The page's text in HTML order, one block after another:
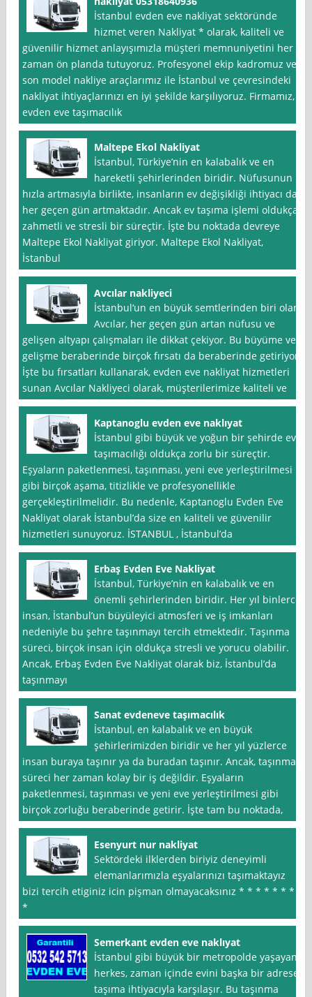
İstanbul evden eve nakliyat sektöründe
hizmet veren Nakliyat * olarak, kaliteli ve
güvenilir hizmet anlayışımızla müşteri memnuniyetini her
zaman ön planda tutuyoruz. Profesyonel ekip kadromuz ve
son model nakliye araçlarımız ile İstanbul ve çevresindeki
nakliyat ihtiyaçlarınızı en iyi şekilde karşılıyoruz. Firmamız,
evden eve taşımacılık
Maltepe Ekol Nakliyat
İstanbul, Türkiye’nin en kalabalık ve en
hareketli şehirlerinden biridir. Nüfusunun
hızla artmasıyla birlikte, insanların ev değişikliği ihtiyacı da
her geçen gün artmaktadır. Ancak ev taşıma işlemi oldukça
zahmetli ve stresli bir süreçtir. İşte bu noktada devreye
Maltepe Ekol Nakliyat giriyor. Maltepe Ekol Nakliyat,
İstanbul
Avcılar nakliyeci
İstanbul‘un en büyük semtlerinden biri olan
Avcılar, her geçen gün artan nüfusu ve
gelişen altyapı çalışmaları ile dikkat çekiyor. Bu büyüme ve
gelişme beraberinde birçok fırsatı da beraberinde getiriyor.
İşte bu fırsatları kullanarak, evden eve nakliyat hizmetleri
sunan Avcılar Nakliyeci olarak, müşterilerimize kaliteli ve
Kaptanoglu evden eve naklıyat
İstanbul gibi büyük ve yoğun bir şehirde ev
taşımacılığı oldukça zorlu bir süreçtir.
Eşyaların paketlenmesi, taşınması, yeni eve yerleştirilmesi
gibi birçok aşama, titizlikle ve profesyonellikle
gerçekleştirilmelidir. Bu nedenle, Kaptanoglu Evden Eve
Nakliyat olarak İstanbul’da size en kaliteli ve güvenilir
hizmetleri sunuyoruz. İSTANBUL , İstanbul’da
Erbaş Evden Eve Nakliyat
İstanbul, Türkiye’nin en kalabalık ve en
önemli şehirlerinden biridir. Her yıl binlerce
insan, İstanbul’un büyüleyici atmosferi ve iş imkanları
nedeniyle bu şehre taşınmayı tercih etmektedir. Taşınma
süreci, birçok insan için oldukça stresli ve yorucu olabilir.
Ancak, Erbaş Evden Eve Nakliyat olarak biz, İstanbul’da
taşınmayı
Sanat evdeneve taşımacılık
İstanbul, en kalabalık ve en büyük
şehirlerimizden biridir ve her yıl yüzlerce
insan buraya taşınır ya da buradan taşınır. Ancak, taşınma
süreci her zaman kolay bir iş değildir. Eşyaların
paketlenmesi, taşınması ve yeni eve yerleştirilmesi gibi
birçok zorluğu beraberinde getirir. İşte tam bu noktada,
Esenyurt nur nakliyat
Sektördeki ilklerden biriyiz deneyimli
elemanlarımızla eşyalarınızı taşımaktayız
bizi tercih etiginiz icin pişman olmayacaksınız * * * * * * *
*
Semerkant evden eve naklıyat
İstanbul gibi büyük bir metropolde yaşayan
herkes, zaman içinde evini başka bir adrese
taşıma ihtiyacıyla karşılaşır. Bu taşınma